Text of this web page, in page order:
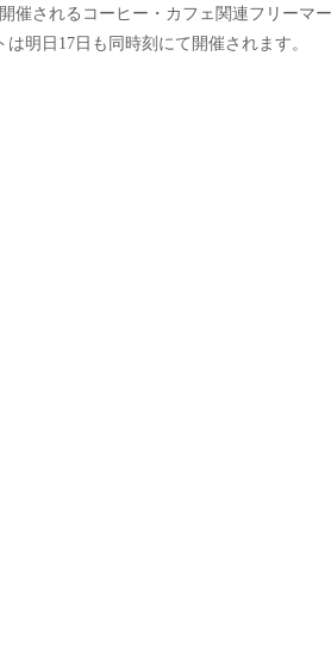
催されるコーヒー・カフェ関連フリーマ
明日17日も同時刻にて開催されます。